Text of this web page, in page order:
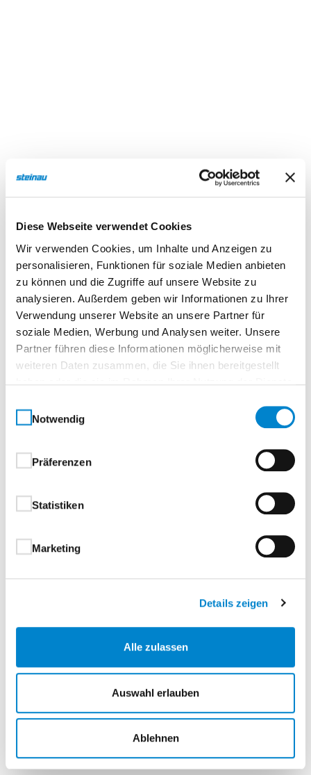
Diese Webseite verwendet Cookies
Wir verwenden Cookies, um Inhalte und Anzeigen zu
personalisieren, Funktionen für soziale Medien anbieten
zu können und die Zugriffe auf unsere Website zu
analysieren. Außerdem geben wir Informationen zu Ihrer
Verwendung unserer Website an unsere Partner für
soziale Medien, Werbung und Analysen weiter. Unsere
Partner führen diese Informationen möglicherweise mit
weiteren Daten zusammen, die Sie ihnen bereitgestellt
Notwendig
Präferenzen
Statistiken
Marketing
Details zeigen
Alle zulassen
Auswahl erlauben
Ablehnen
Garagentore
Basic Aktionen 2026